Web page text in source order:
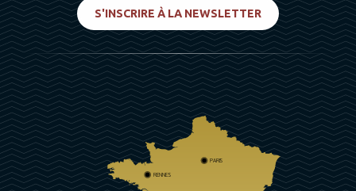
S'INSCRIRE À LA NEWSLETTER
PARIS
RENNES